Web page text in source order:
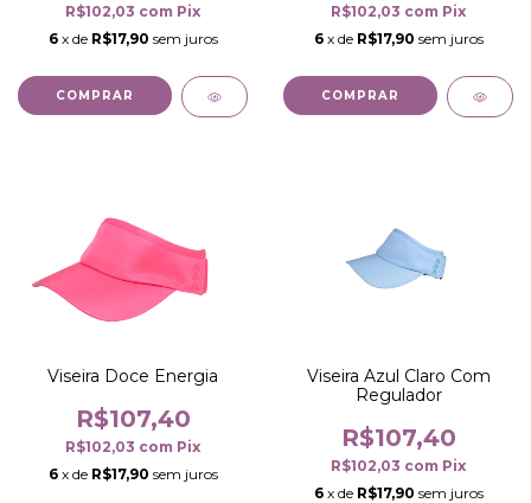
R$102,03 com Pix
6 x de R$17,90 sem juros
R$102,03 com Pix
6 x de R$17,90 sem juros
Viseira Doce Energia
R$107,40
R$102,03 com Pix
6 x de R$17,90 sem juros
Viseira Azul Claro Com
Regulador
R$107,40
R$102,03 com Pix
6 x de R$17,90 sem juros